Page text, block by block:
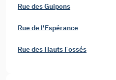
Rue des Guipons
Rue de l'Espérance
Rue des Hauts Fossés